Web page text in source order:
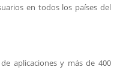
en todos los países del
aplicaciones y más de 400